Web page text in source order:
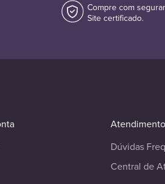
Compre com
Site certificado.
Atendimento
Dúvidas
Central de